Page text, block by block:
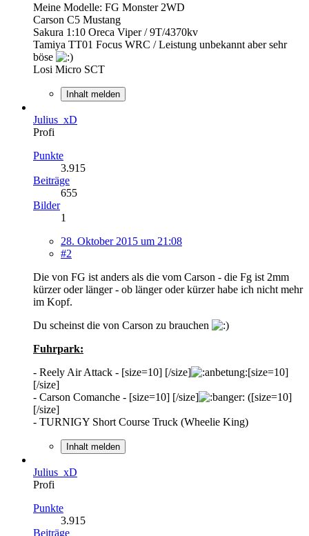
Meine Modelle: FG Monster 2WD
Carson C5 Mustang
Sakura 1:10 Oreca Viper / 9T/4370kv
Tamiya TT01 Focus WRC / Leistung unbekannt aber sehr
böse
Losi Micro SCT
Inhalt melden
Julius_xD
Profi
Punkte
3.915
Beiträge
655
Bilder
1
28. Oktober 2015 um 21:08
#2
Die von FG ist anders als die vom Carson - die Fg ist 2mm
kürzer oder länger - ob länger oder kürzer habe ich nicht mehr
im Kopf.
Du scheinst die von Carson zu brauchen
Fuhrpark:
- Reely Air Attack - [size=10] [/size]
[size=10]
[/size]
- Carson Comanche - [size=10] [/size]
([size=10]
[/size]
- TURNIGY Short Course Truck (Wheelie King)
Inhalt melden
Julius_xD
Profi
Punkte
3.915
Beiträge